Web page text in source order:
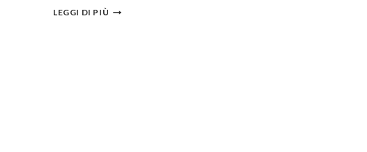
LEGGI DI PIÙ